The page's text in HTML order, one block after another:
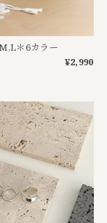
＊6カラー
¥2,990